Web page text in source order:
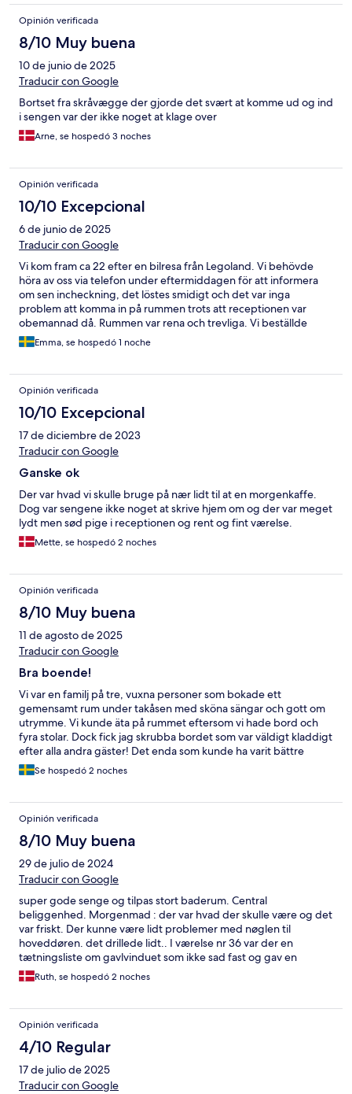
Opinión verificada
8/10 Muy buena
10 de junio de 2025
Traducir con Google
Bortset fra skråvægge der gjorde det svært at komme ud og ind
i sengen var der ikke noget at klage over
Arne, se hospedó 3 noches
Opinión verificada
10/10 Excepcional
6 de junio de 2025
Traducir con Google
Vi kom fram ca 22 efter en bilresa från Legoland. Vi behövde
höra av oss via telefon under eftermiddagen för att informera
om sen incheckning, det löstes smidigt och det var inga
problem att komma in på rummen trots att receptionen var
obemannad då. Rummen var rena och trevliga. Vi beställde
frukost på morgonen för 75 DKK/vuxen och 40 DKK/barn.
Frukosten bestod av juice, yoghurt, flingor, bröd med tillbehör.
Emma, se hospedó 1 noche
Opinión verificada
10/10 Excepcional
17 de diciembre de 2023
Traducir con Google
Ganske ok
Der var hvad vi skulle bruge på nær lidt til at en morgenkaffe.
Dog var sengene ikke noget at skrive hjem om og der var meget
lydt men sød pige i receptionen og rent og fint værelse.
Mette, se hospedó 2 noches
Opinión verificada
8/10 Muy buena
11 de agosto de 2025
Traducir con Google
Bra boende!
Vi var en familj på tre, vuxna personer som bokade ett
gemensamt rum under takåsen med sköna sängar och gott om
utrymme. Vi kunde äta på rummet eftersom vi hade bord och
fyra stolar. Dock fick jag skrubba bordet som var väldigt kladdigt
efter alla andra gäster! Det enda som kunde ha varit bättre
under vårt besök är kökets kylar och frys? Kylarna var väldigt
fulla och frysen var superfrostig. Men för det pris vi betalade så
Se hospedó 2 noches
Opinión verificada
8/10 Muy buena
29 de julio de 2024
Traducir con Google
super gode senge og tilpas stort baderum. Central
beliggenhed. Morgenmad : der var hvad der skulle være og det
var friskt. Der kunne være lidt problemer med nøglen til
hoveddøren. det drillede lidt.. I værelse nr 36 var der en
tætningsliste om gavlvinduet som ikke sad fast og gav en
irriterende lyd..
Ruth, se hospedó 2 noches
Opinión verificada
4/10 Regular
17 de julio de 2025
Traducir con Google